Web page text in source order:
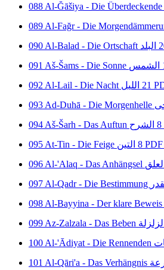
088 Al-Ğāšiya - Die Überdeckende
089 Al-Fağr - Die
090 Al-Balad - Die Ortschaft البلد
091 Aš-Šams - Die Sonne الشمس
092 Al-Lail - Die Nacht الليل 21
093 Ad-Duhā - Die Morgenhelle
094 Aš-Šarh - Das Auftun الشرح 8
095 At-Tin - Die Feige التين 8 PDF
096 Al-'Alaq - Das Anhängsel العلق
097 Al-Qadr - Die Bestimmung
098 Al-Bayyina - Der klare Beweis
099 Az-Zalzala - Das Beben الزلزلة
100 Al-'Ādiyat - Die Rennenden
101 Al-Qāri'a - Das Verhängnis